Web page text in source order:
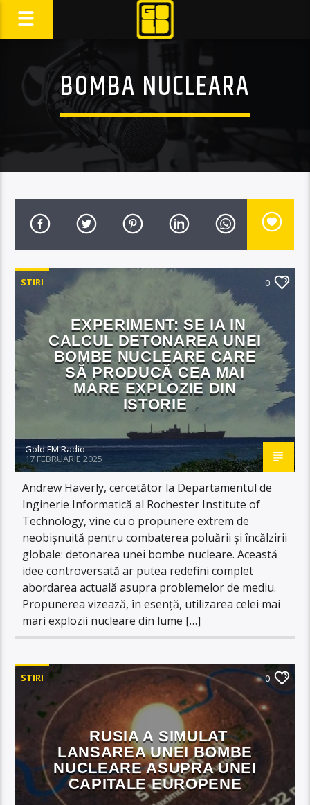
BOMBA NUCLEARA
STIRI 0
EXPERIMENT: SE IA IN
CALCUL DETONAREA UNEI
BOMBE NUCLEARE CARE
SĂ PRODUCĂ CEA MAI
MARE EXPLOZIE DIN
ISTORIE
Gold FM Radio
17 FEBRUARIE 2025
Andrew Haverly, cercetător la Departamentul de
Inginerie Informatică al Rochester Institute of
Technology, vine cu o propunere extrem de
neobișnuită pentru combaterea poluării și încălzirii
globale: detonarea unei bombe nucleare. Această
idee controversată ar putea redefini complet
abordarea actuală asupra problemelor de mediu.
Propunerea vizează, în esență, utilizarea celei mai
mari explozii nucleare din lume […]
STIRI 0
RUSIA A SIMULAT
LANSAREA UNEI BOMBE
NUCLEARE ASUPRA UNEI
CAPITALE EUROPENE